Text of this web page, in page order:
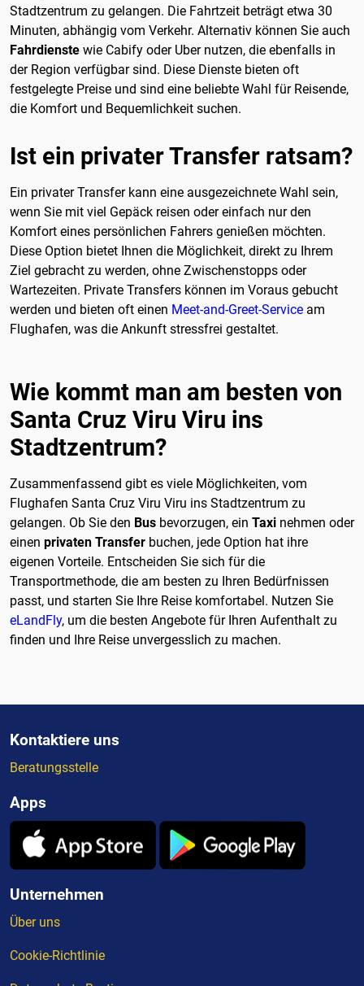
Stadtzentrum zu gelangen. Die Fahrtzeit beträgt etwa 30
Minuten, abhängig vom Verkehr. Alternativ können Sie auch
Fahrdienste wie Cabify oder Uber nutzen, die ebenfalls in
der Region verfügbar sind. Diese Dienste bieten oft
festgelegte Preise und sind eine beliebte Wahl für Reisende,
die Komfort und Bequemlichkeit suchen.
Ist ein privater Transfer ratsam?
Ein privater Transfer kann eine ausgezeichnete Wahl sein,
wenn Sie mit viel Gepäck reisen oder einfach nur den
Komfort eines persönlichen Fahrers genießen möchten.
Diese Option bietet Ihnen die Möglichkeit, direkt zu Ihrem
Ziel gebracht zu werden, ohne Zwischenstopps oder
Wartezeiten. Private Transfers können im Voraus gebucht
werden und bieten oft einen Meet-and-Greet-Service am
Flughafen, was die Ankunft stressfrei gestaltet.
Wie kommt man am besten von
Santa Cruz Viru Viru ins
Stadtzentrum?
Zusammenfassend gibt es viele Möglichkeiten, vom
Flughafen Santa Cruz Viru Viru ins Stadtzentrum zu
gelangen. Ob Sie den Bus bevorzugen, ein Taxi nehmen oder
einen privaten Transfer buchen, jede Option hat ihre
eigenen Vorteile. Entscheiden Sie sich für die
Transportmethode, die am besten zu Ihren Bedürfnissen
passt, und starten Sie Ihre Reise komfortabel. Nutzen Sie
eLandFly, um die besten Angebote für Ihren Aufenthalt zu
finden und Ihre Reise unvergesslich zu machen.
Kontaktiere uns
Beratungsstelle
Apps
Unternehmen
Über uns
Cookie-Richtlinie